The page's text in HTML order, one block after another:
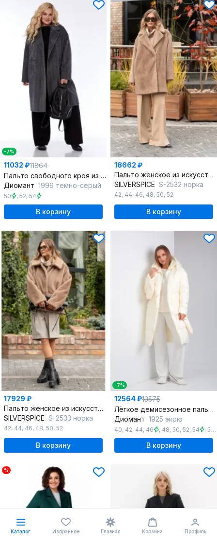
-7%
11032 ₽11864
Пальто свободного кроя из пальтовой ткани
Диомант 1999 темно-серый
50 , 52, 54
В корзину
18662 ₽
Пальто женское из искусственного меха SILVERSPICE S-2532 норка
SILVERSPICE S-2532 норка
42, 44, 46, 48, 50, 52
В корзину
17929 ₽
Пальто женское из искусственного меха SILVERSPICE S-2533 норка
SILVERSPICE S-2533 норка
42, 44, 46, 48, 50, 52
В корзину
-7%
12564 ₽13575
Лёгкое демисезонное пальто из плащёвой ткани с капюшоном
Диомант 1925 экрю
40, 42, 44, 46 , 48, 50, 52, 54 , 56
В корзину
%
Каталог Избранное Главная Корзина Профиль